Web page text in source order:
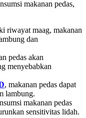
makanan pedas,
riwayat maag, makanan
dan
pedas akan
menyebabkan
, makanan pedas dapat
lambung.
makanan pedas
sensitivitas lidah.